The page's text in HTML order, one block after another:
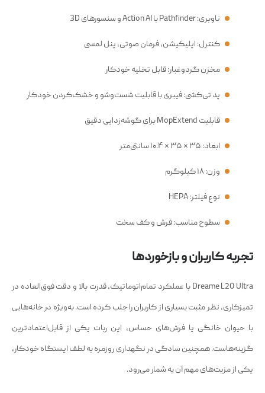
ناوبری: Pathfinder با Action AI و سنسورهای 3D
کنترل: اپلیکیشن، فرمان صوتی، پنل لمسی
مخزن گردوغبار: قابل تخلیه خودکار
پد تی‌کشی: فیبری با قابلیت شست‌وشو و خشک‌کردن خودکار
قابلیت MopExtend برای گوشه‌زدایی دقیق
ابعاد: ۳۵ × ۳۵ × ۱۰.۴ سانتی‌متر
وزن: ۱۸ کیلوگرم
نوع فیلتر: HEPA
سطوح مناسب: فرش و کف سخت
تجربه کاربران و بازخوردها
Dreame L20 Ultra با عملکرد تمام‌اتوماتیک، قدرت بالا و دقت فوق‌العاده در
تمیزکاری، نظر مثبت بسیاری از کاربران را جلب کرده است. به‌ویژه در خانه‌هایی
با حیوان خانگی یا فرش‌های حساس، این ربات یکی از قابل‌اعتمادترین
گزینه‌هاست. همچنین سادگی در نگهداری روزمره به لطف ایستگاه خودکار،
یکی از مزیت‌های مهم آن به شمار می‌رود.